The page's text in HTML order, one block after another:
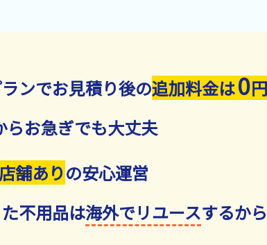
ンでお見積り後の追加料金は0
らお急ぎでも大丈夫
舗ありの安心運営
不用品は海外でリユースするか